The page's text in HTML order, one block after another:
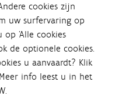
cookies zijn
uw surfervaring op
‘Alle cookies
de optionele cookies.
u aanvaardt? Klik
info leest u in het
Integraal
(CIW) is een